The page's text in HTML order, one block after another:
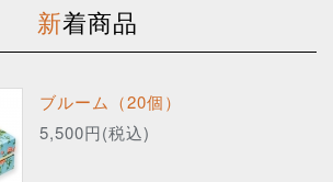
新着商品
ブルーム（20個）
5,500円(税込)